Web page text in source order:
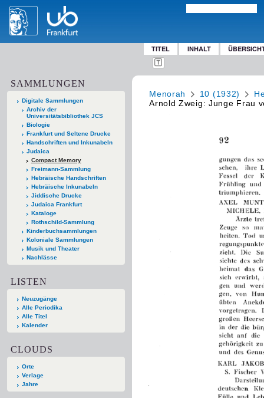
TITEL INHALT
SAMMLUNGEN
Digitale Sammlungen
Archiv der
Universitätsbibliothek JCS
Biologie
Frankfurt und Seltene Drucke
Handschriften und Inkunabeln
Judaica
Compact Memory
Freimann-Sammlung
Hebräische Handschriften
Hebräische Inkunabeln
Jiddische Drucke
Judaica Frankfurt
Kataloge
Rothschild-Sammlung
Kinderbuchsammlungen
Koloniale Sammlungen
Musik und Theater
Nachlässe
LISTEN
Neuzugänge
Alle Periodika
Alle Titel
Kalender
CLOUDS
Orte
Verlage
Jahre
Menorah 10 (1932)
Arnold Zweig: Junge Frau